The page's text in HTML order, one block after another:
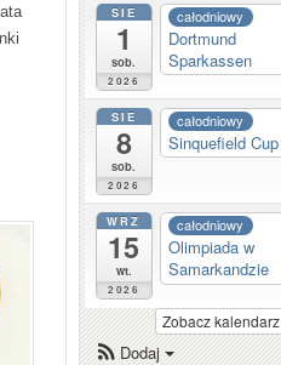
SIE
1
sob.
2026
całodniowy
Dortmund
Sparkassen
SIE
8
sob.
2026
całodniowy
Sinquefield Cup
WRZ
15
wt.
2026
całodniowy
Olimpiada w
Samarkandzie
Zobacz kalendarz
Dodaj